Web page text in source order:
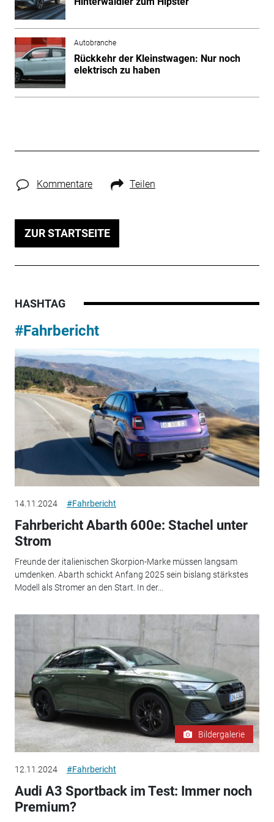
Autobranche
Rückkehr der Kleinstwagen: Nur noch
elektrisch zu haben
Kommentare Teilen
ZUR STARTSEITE
HASHTAG
#Fahrbericht
14.11.2024 #Fahrbericht
Fahrbericht Abarth 600e: Stachel unter
Strom
Freunde der italienischen Skorpion-Marke müssen langsam
umdenken. Abarth schickt Anfang 2025 sein bislang stärkstes
Modell als Stromer an den Start. In der...
Bildergalerie
12.11.2024 #Fahrbericht
Audi A3 Sportback im Test: Immer noch
Premium?